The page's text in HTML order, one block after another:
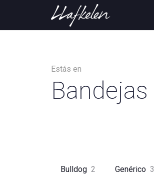
Estás en
Bandejas
Bulldog 2 Genérico 3